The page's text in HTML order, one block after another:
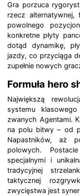
Gra porzuca
rzecz alternatywnej,
powolnego
konkretne płyty
dotąd dynamikę,
jazdy, co przyciąga
zupełnie nowych
Formuła hero
Największą
systemu
zwanych Agentami.
na polu bitwy – od
Napastników, aż
polowych.
specjalnymi i
tradycyjnej
taktycznej
zwycięstwa jest